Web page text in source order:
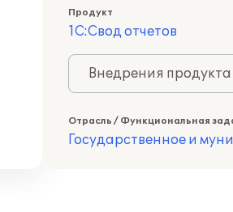
Продукт
1С:Свод отчетов
Внедрения
Отрасль / Функциональная
Государственное и